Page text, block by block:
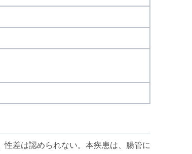
差は認められない。本疾患は、腸管に